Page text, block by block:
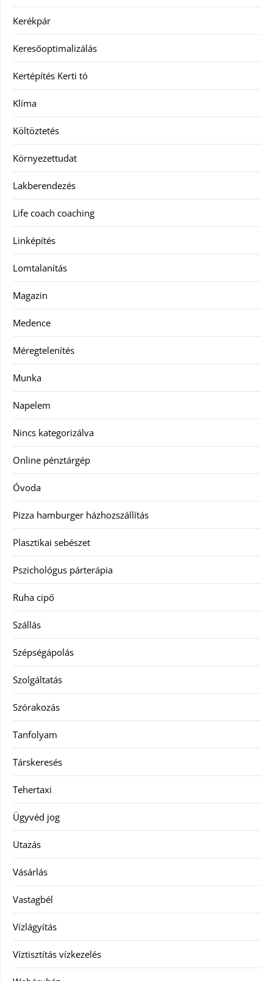
Kerékpár
Keresőoptimalizálás
Kertépítés Kerti tó
Klíma
Költöztetés
Környezettudat
Lakberendezés
Life coach coaching
Linképítés
Lomtalanítás
Magazin
Medence
Méregtelenítés
Munka
Napelem
Nincs kategorizálva
Online pénztárgép
Óvoda
Pizza hamburger házhozszállítás
Plasztikai sebészet
Pszichológus párterápia
Ruha cipő
Szállás
Szépségápolás
Szolgáltatás
Szórakozás
Tanfolyam
Társkeresés
Tehertaxi
Ügyvéd jog
Utazás
Vásárlás
Vastagbél
Vízlágyítás
Víztisztítás vízkezelés